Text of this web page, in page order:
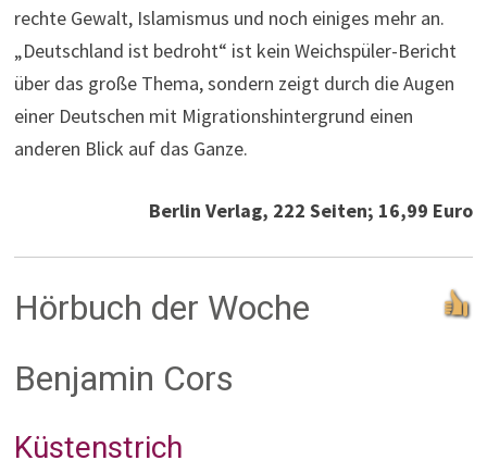
rechte Gewalt, Islamismus und noch einiges mehr an.
„Deutschland ist bedroht“ ist kein Weichspüler-Bericht
über das große Thema, sondern zeigt durch die Augen
einer Deutschen mit Migrationshintergrund einen
anderen Blick auf das Ganze.
Berlin Verlag, 222 Seiten; 16,99 Euro
Hörbuch der Woche
Benjamin Cors
Küstenstrich